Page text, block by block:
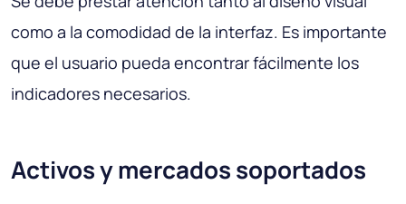
como a la comodidad de la interfaz. Es importante
que el usuario pueda encontrar fácilmente los
indicadores necesarios.
Activos y mercados soportados